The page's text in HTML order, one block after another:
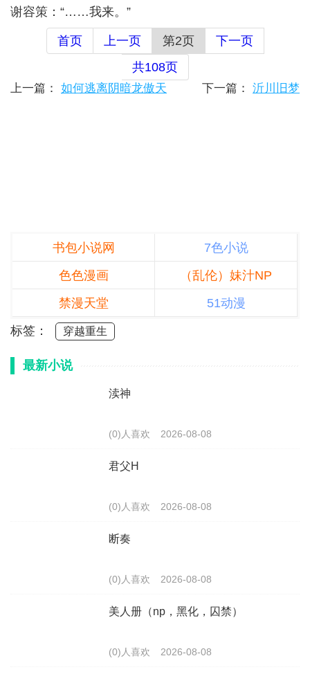
谢容策：“……我来。”
首页 上一页 第2页
下一页
共108页
上一篇： 如何逃离阴暗龙傲天 下一篇： 沂川旧梦
书包小说网
7色小说
色色漫画
（乱伦）妹汁NP
禁漫天堂
51动漫
标签：
穿越重生
最新小说
渎神
(0)人喜欢 2026-08-08
君父H
(0)人喜欢 2026-08-08
断奏
(0)人喜欢 2026-08-08
美人册（np，黑化，囚禁）
(0)人喜欢 2026-08-08